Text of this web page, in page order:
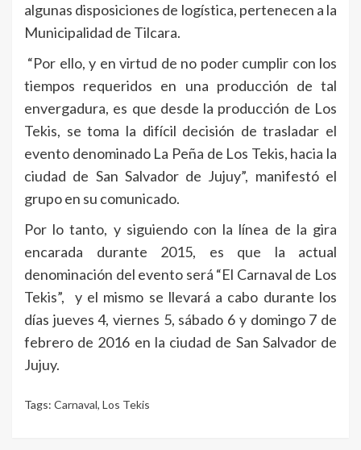
algunas disposiciones de logística, pertenecen a la
Municipalidad de Tilcara.
“Por ello, y en virtud de no poder cumplir con los
tiempos requeridos en una producción de tal
envergadura, es que desde la producción de Los
Tekis, se toma la difícil decisión de trasladar el
evento denominado La Peña de Los Tekis, hacia la
ciudad de San Salvador de Jujuy”, manifestó el
grupo en su comunicado.
Por lo tanto, y siguiendo con la línea de la gira
encarada durante 2015, es que la actual
denominación del evento será “El Carnaval de Los
Tekis”, y el mismo se llevará a cabo durante los
días jueves 4, viernes 5, sábado 6 y domingo 7 de
febrero de 2016 en la ciudad de San Salvador de
Jujuy.
Tags: Carnaval, Los Tekis